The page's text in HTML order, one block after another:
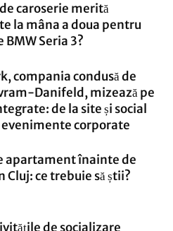
caroserie merită
la mâna a doua pentru
Seria 3?
compania condusă de
Danifeld, mizează pe
de la site și social
corporate
apartament înainte de
Cluj: ce trebuie să știi?
de socializare